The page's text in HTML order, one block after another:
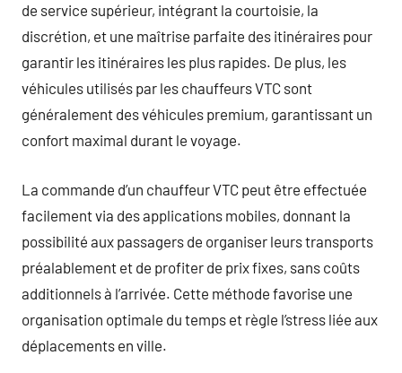
de service supérieur, intégrant la courtoisie, la
discrétion, et une maîtrise parfaite des itinéraires pour
garantir les itinéraires les plus rapides. De plus, les
véhicules utilisés par les chauffeurs VTC sont
généralement des véhicules premium, garantissant un
confort maximal durant le voyage.
La commande d’un chauffeur VTC peut être effectuée
facilement via des applications mobiles, donnant la
possibilité aux passagers de organiser leurs transports
préalablement et de profiter de prix fixes, sans coûts
additionnels à l’arrivée. Cette méthode favorise une
organisation optimale du temps et règle l’stress liée aux
déplacements en ville.